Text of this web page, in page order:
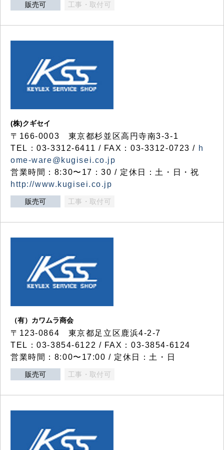
販売可 工事・取付可
(株)クギセイ
〒166-0003 東京都杉並区高円寺南3-3-1
TEL：03-3312-6411 / FAX：03-3312-0723 / h
ome-ware@kugisei.co.jp
営業時間：8:30〜17：30 / 定休日：土・日・祝
http://www.kugisei.co.jp
販売可 工事・取付可
（有）カワムラ商会
〒123-0864 東京都足立区鹿浜4-2-7
TEL：03-3854-6122 / FAX：03-3854-6124
営業時間：8:00〜17:00 / 定休日：土・日
販売可 工事・取付可